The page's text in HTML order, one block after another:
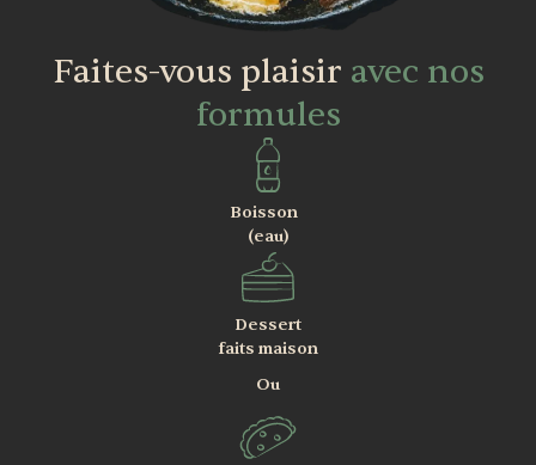
Faites-vous plaisir avec nos
formules
Boisson
(eau)
Dessert
faits maison
Ou